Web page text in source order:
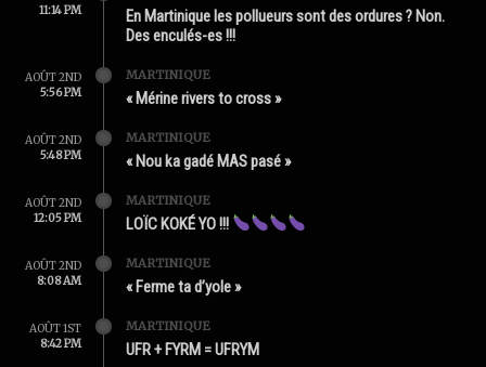
11:14 PM
En Martinique les pollueurs sont des ordures ? Non.
Des enculés-es !!!
AOÛT 2ND
5:56 PM
MARTINIQUE
« Mérine rivers to cross »
AOÛT 2ND
5:48 PM
MARTINIQUE
« Nou ka gadé MAS pasé »
AOÛT 2ND
12:05 PM
MARTINIQUE
LOÏC KOKÉ YO !!!
AOÛT 2ND
8:08 AM
MARTINIQUE
« Ferme ta d’yole »
AOÛT 1ST
8:42 PM
MARTINIQUE
UFR + FYRM = UFRYM